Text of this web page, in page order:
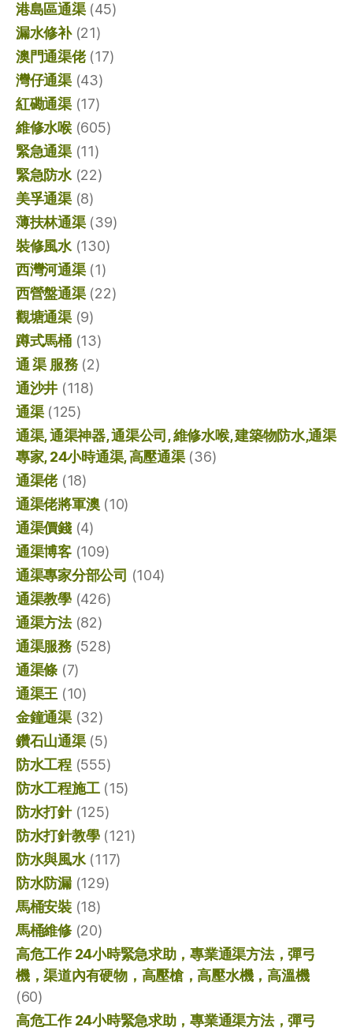
港島區通渠(45)
漏水修补(21)
澳門通渠佬(17)
灣仔通渠(43)
紅磡通渠(17)
維修水喉(605)
緊急通渠(11)
緊急防水(22)
美孚通渠(8)
薄扶林通渠(39)
裝修風水(130)
西灣河通渠(1)
西營盤通渠(22)
觀塘通渠(9)
蹲式馬桶(13)
通 渠 服務(2)
通沙井 (118)
通渠(125)
通渠, 通渠神器, 通渠公司, 維修水喉, 建築物防水,通渠
專家, 24小時通渠, 高壓通渠(36)
通渠佬(18)
通渠佬將軍澳(10)
通渠價錢(4)
通渠博客(109)
通渠專家分部公司 (104)
通渠教學(426)
通渠方法(82)
通渠服務(528)
通渠條 (7)
通渠王 (10)
金鐘通渠(32)
鑽石山通渠(5)
防水工程(555)
防水工程施工(15)
防水打針(125)
防水打針教學(121)
防水與風水(117)
防水防漏(129)
馬桶安裝(18)
馬桶維修(20)
高危工作 24小時緊急求助，專業通渠方法，彈弓
機，渠道內有硬物，高壓槍，高壓水機，高溫機
(60)
高危工作 24小時緊急求助，專業通渠方法，彈弓